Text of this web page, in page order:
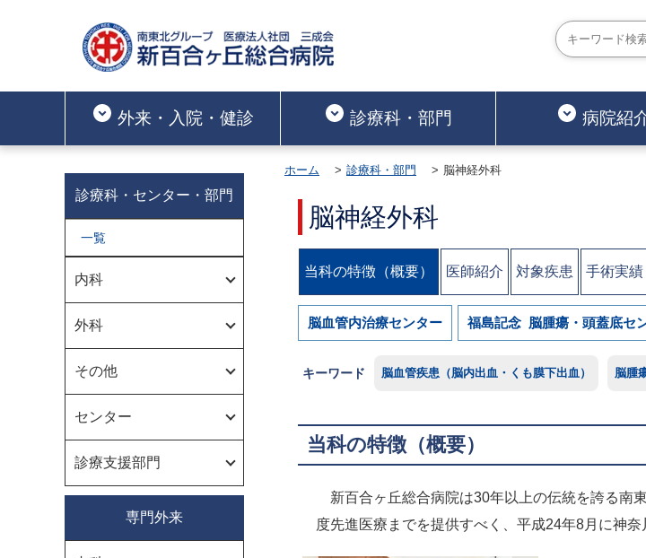
外来・入院・健診 診療科・部門 病院紹
診療科・センター・部門
一覧
内科
外科
その他
センター
診療支援部門
専門外来
ホーム 診療科・部門 脳神経外科
脳神経外科
当科の特徴（概要） 医師紹介 対象疾患 手術実績
脳血管内治療センター 福島記念 脳腫瘍・頭蓋底セ
キーワード 脳血管疾患（脳内出血・くも膜下出血） 脳腫
当科の特徴（概要）
新百合ヶ丘総合病院は30年以上の伝統を誇る南
度先進医療までを提供すべく、平成24年8月に神奈